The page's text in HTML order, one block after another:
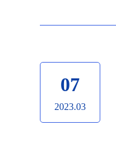
07
2023.03